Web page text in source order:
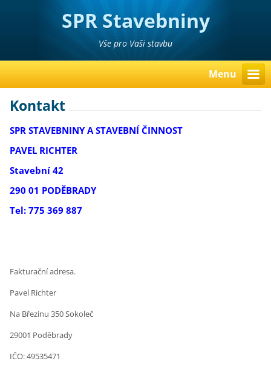
SPR Stavebniny
Poděbrady Pavel Richter
Vše pro Vaši stavbu
Menu
Kontakt
SPR STAVEBNINY A STAVEBNÍ ČINNOST
PAVEL RICHTER
Stavební 42
290 01 PODĚBRADY
Tel: 775 369 887
Fakturační adresa.
Pavel Richter
Na Březinu 350 Sokoleč
29001 Poděbrady
IČO: 49535471